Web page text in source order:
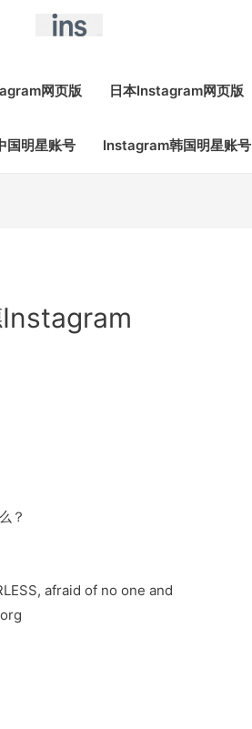
网页版 日本Instagram网页版
国明星账号 Instagram韩国明星账号
？
afraid of no one and